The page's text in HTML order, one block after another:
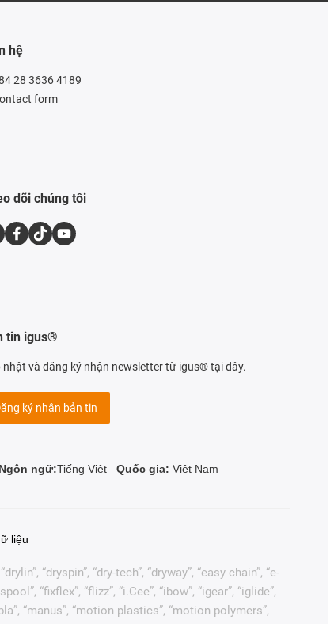
hệ
28 3636 4189
form
dõi chúng tôi
tin igus®
nhật và đăng ký nhận newsletter từ igus® tại đây.
ký nhận bản tin
Ngôn ngữ:Tiếng Việt Quốc gia: Việt Nam
liệu
“dryspin”, “dry-tech”, “dryway”, “easy chain”, “e-
“fixflex”, “flizz”, “i.Cee”, “ibow”, “igear”, “iglide”,
“manus”, “motion plastics”, “motion polymers”,